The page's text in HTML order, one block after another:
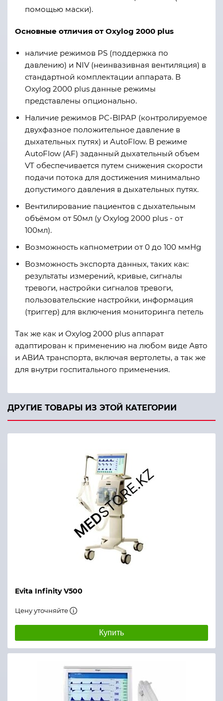
помощью маски).
Основные отличия от Oxylog 2000 plus
наличие режимов PS (поддержка по
давлению) и NIV (неинвазивная вентиляция) в
стандартной комплектации аппарата. В
Oxylog 2000 plus данные режимы
представлены опционально.
Наличие режимов PC-BIPAP (контролируемое
двухфазное положительное давление в
дыхательных путях) и AutoFlow. В режиме
AutoFlow (AF) заданный дыхательный объем
VT обеспечивается путем снижения скорости
подачи потока для достижения минимально
допустимого давления в дыхательных путях.
Вентилирование пациентов с дыхательным
объёмом от 50мл (у Oxylog 2000 plus - от
100мл).
Возможность капнометрии от 0 до 100 ммHg
Возможность экспорта данных, таких как:
результаты измерений, кривые, сигналы
тревоги, настройки сигналов тревоги,
пользовательские настройки, информация
(триггер) для включения мониторинга петель
Так же как и Oxylog 2000 plus аппарат
адаптирован к применению на любом виде Авто
и АВИА транспорта, включая вертолеты, а так же
для внутри госпитального применения.
ДРУГИЕ ТОВАРЫ ИЗ ЭТОЙ КАТЕГОРИИ
Evita Infinity V500
Цену уточняйте
Купить